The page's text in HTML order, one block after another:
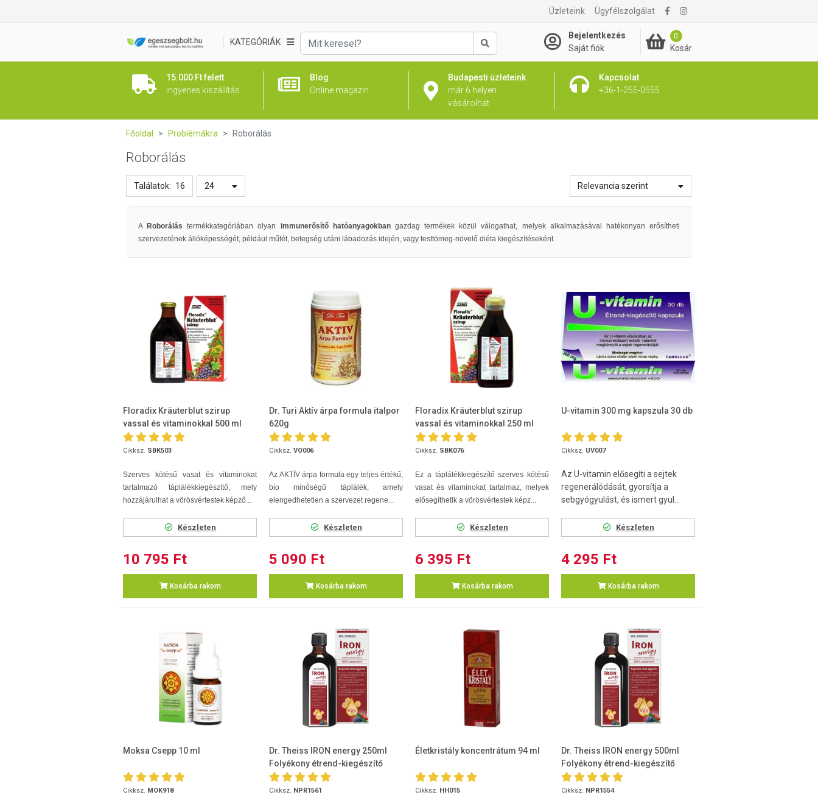
Üzleteink Ügyfélszolgálat
KATEGÓRIÁK
Keresés
Bejelentkezés
Saját fiók
0
Kosár
15.000 Ft felett
ingyenes kiszállítás
Blog
Online magazin
Budapesti üzleteink
már 6 helyen
vásárolhat
Kapcsolat
+36-1-255-0555
Főoldal Problémákra Roborálás
Roborálás
Találatok: 16 24 Relevancia szerint
A Roborálástermékkategóriában olyan immunerősítő hatóanyagokban gazdag termékek közül válogathat, melyek alkalmazásával hatékonyan erősítheti
szervezetének állóképességét, például műtét, betegség utáni lábadozás idején, vagy testtömeg-növelő diéta kiegészítéseként.
Floradix Kräuterblut szirup
vassal és vitaminokkal 500 ml
Cikksz. SBK503
Szerves kötésű vasat és vitaminokat
tartalmazó táplálékkiegészítő, mely
hozzájárulhat a vörösvértestek képző...
Készleten
10 795 Ft
Kosárba rakom
Dr. Turi Aktív árpa formula italpor
620g
Cikksz. VO006
Az AKTÍV árpa formula egy teljes értékű,
bio minőségű táplálék, amely
elengedhetetlen a szervezet regene...
Készleten
5 090 Ft
Kosárba rakom
Floradix Kräuterblut szirup
vassal és vitaminokkal 250 ml
Cikksz. SBK076
Ez a táplálékkiegészítő szerves kötésű
vasat és vitaminokat tartalmaz, melyek
elősegíthetik a vörösvértestek képz...
Készleten
6 395 Ft
Kosárba rakom
U-vitamin 300 mg kapszula 30 db
Cikksz. UV007
Az U-vitamin elősegíti a sejtek
regenerálódását, gyorsítja a
sebgyógyulást, és ismert gyul...
Készleten
4 295 Ft
Kosárba rakom
Moksa Csepp 10 ml
Cikksz. MOK918
Dr. Theiss IRON energy 250ml
Folyékony étrend-kiegészítő
Cikksz. NPR1561
Életkristály koncentrátum 94 ml
Cikksz. HH015
Dr. Theiss IRON energy 500ml
Folyékony étrend-kiegészítő
Cikksz. NPR1554